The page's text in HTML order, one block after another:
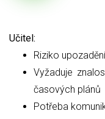
Učitel:
Riziko
Vyžaduje
časových plánů
Potřeba